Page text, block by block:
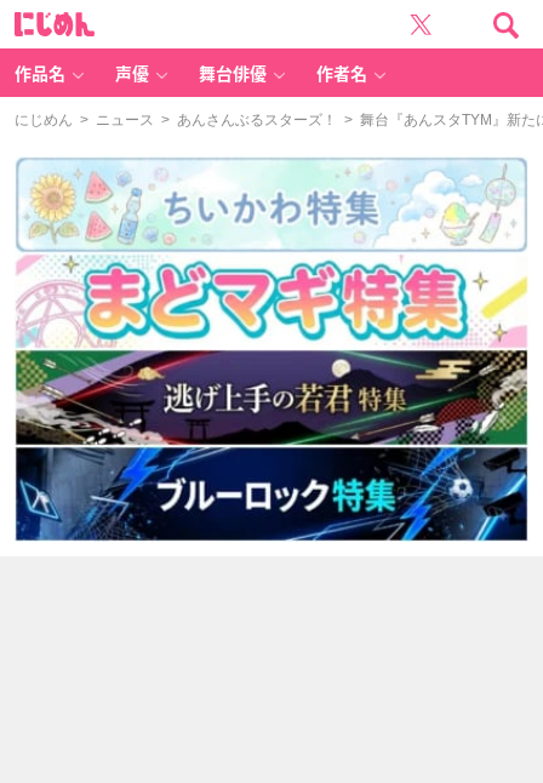
作品名 声優 舞台俳優 作者名
にじめん > ニュース > あんさんぶるスターズ！ > 舞台『あんスタTYM』新た